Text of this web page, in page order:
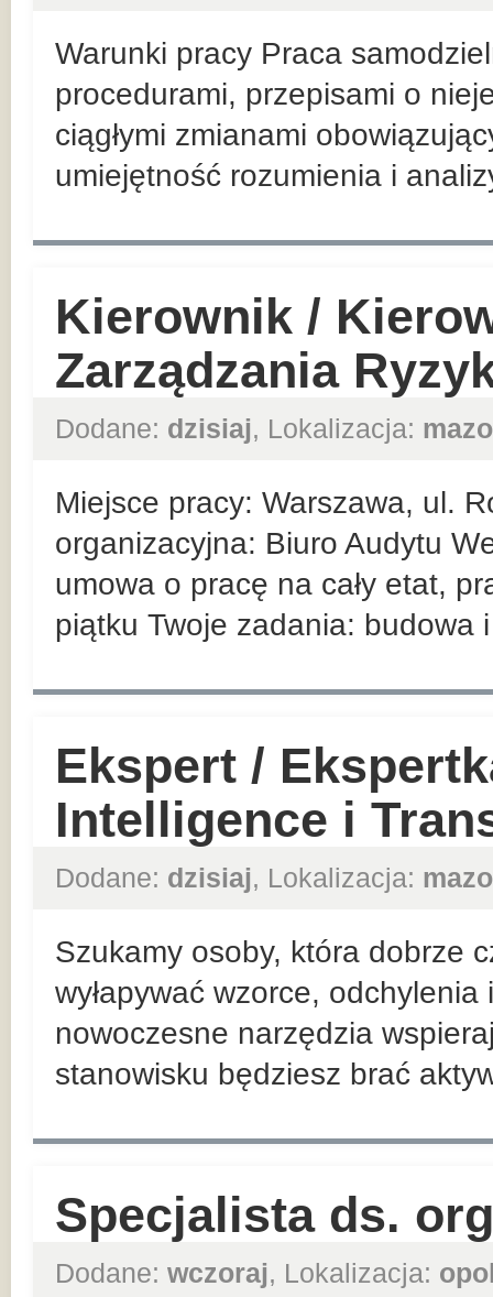
Warunki pracy Praca
procedurami, przepisami o
ciągłymi zmianami
umiejętność rozumienia i
Kierownik /
Zarządzania
Dodane: dzisiaj, Lokalizacja:
Miejsce pracy: Warszawa, ul.
organizacyjna: Biuro Audytu
umowa o pracę na cały etat,
piątku Twoje zadania: budowa
Ekspert /
Intelligence i
Dodane: dzisiaj, Lokalizacja:
Szukamy osoby, która dobrze
wyłapywać wzorce,
nowoczesne narzędzia
stanowisku będziesz brać
Specjalista ds.
Dodane: wczoraj, Lokalizacja: